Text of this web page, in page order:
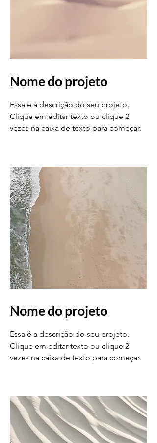
Nome do projeto
Essa é a descrição do seu projeto.
Clique em editar texto ou clique 2
vezes na caixa de texto para começar.
Nome do projeto
Essa é a descrição do seu projeto.
Clique em editar texto ou clique 2
vezes na caixa de texto para começar.